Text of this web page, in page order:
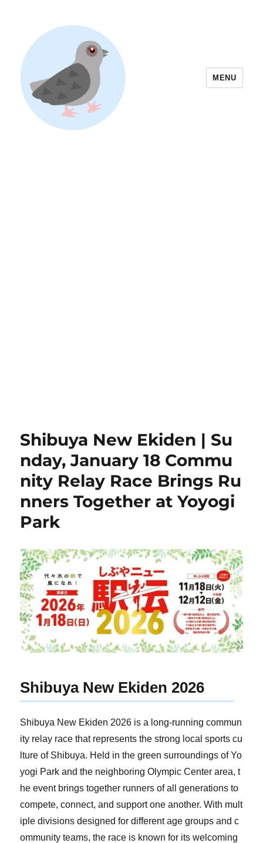
MENU
Shibuya New Ekiden | Su
nday, January 18 Commu
nity Relay Race Brings Ru
nners Together at Yoyogi
Park
Shibuya New Ekiden 2026
Shibuya New Ekiden 2026 is a long-running commun
ity relay race that represents the strong local sports cu
lture of Shibuya. Held in the green surroundings of Yo
yogi Park and the neighboring Olympic Center area, t
he event brings together runners of all generations to
compete, connect, and support one another. With mult
iple divisions designed for different age groups and c
ommunity teams, the race is known for its welcoming